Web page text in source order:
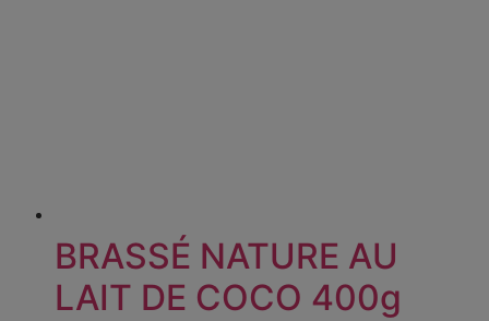
BRASSÉ NATURE AU
LAIT DE COCO 400g